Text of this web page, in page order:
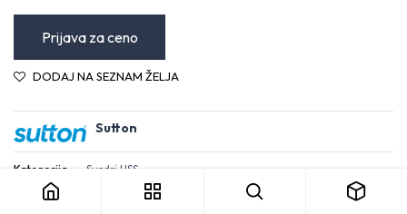
Prijava za ceno
DODAJ NA SEZNAM ŽELJA
Sutton
Kategorija: Svedri HSS
Pogoji in določila